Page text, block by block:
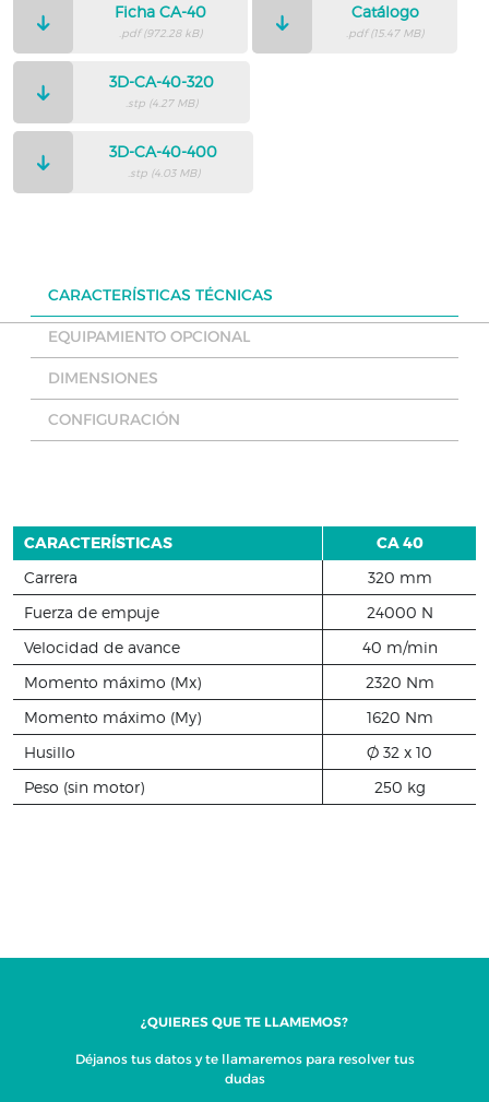
Ficha CA-40
.pdf (972.28 kB)
Catálogo
.pdf (15.47 MB)
3D-CA-40-320
.stp (4.27 MB)
3D-CA-40-400
.stp (4.03 MB)
CARACTERÍSTICAS TÉCNICAS
EQUIPAMIENTO OPCIONAL
DIMENSIONES
CONFIGURACIÓN
CARACTERÍSTICAS
CA 40
Carrera
320 mm
Fuerza de empuje
24000 N
Velocidad de avance
40 m/min
Momento máximo (Mx)
2320 Nm
Momento máximo (My)
1620 Nm
Husillo
Ø 32 x 10
Peso (sin motor)
250 kg
¿QUIERES QUE TE LLAMEMOS?
Déjanos tus datos y te llamaremos para resolver tus
dudas